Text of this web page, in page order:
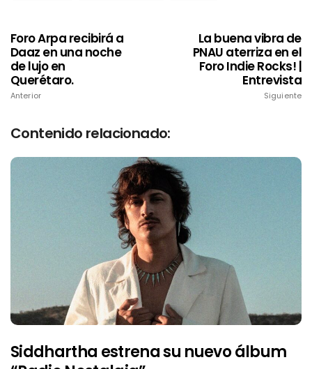
Foro Arpa recibirá a
Daaz en una noche
de lujo en
Querétaro.
Anterior
La buena vibra de
PNAU aterriza en el
Foro Indie Rocks! |
Entrevista
Siguiente
Contenido relacionado:
Siddhartha estrena su nuevo álbum